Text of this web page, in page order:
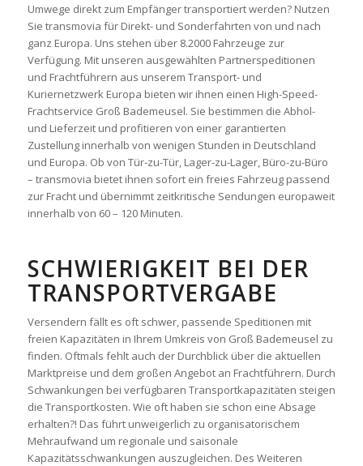
Umwege direkt zum Empfänger transportiert werden? Nutzen
Sie transmovia für Direkt- und Sonderfahrten von und nach
ganz Europa. Uns stehen über 8.2000 Fahrzeuge zur
Verfügung. Mit unseren ausgewählten Partnerspeditionen
und Frachtführern aus unserem Transport- und
Kuriernetzwerk Europa bieten wir ihnen einen High-Speed-
Frachtservice Groß Bademeusel. Sie bestimmen die Abhol-
und Lieferzeit und profitieren von einer garantierten
Zustellung innerhalb von wenigen Stunden in Deutschland
und Europa. Ob von Tür-zu-Tür, Lager-zu-Lager, Büro-zu-Büro
– transmovia bietet ihnen sofort ein freies Fahrzeug passend
zur Fracht und übernimmt zeitkritische Sendungen europaweit
innerhalb von 60 – 120 Minuten.
SCHWIERIGKEIT BEI DER
TRANSPORTVERGABE
Versendern fällt es oft schwer, passende Speditionen mit
freien Kapazitäten in Ihrem Umkreis von Groß Bademeusel zu
finden. Oftmals fehlt auch der Durchblick über die aktuellen
Marktpreise und dem großen Angebot an Frachtführern. Durch
Schwankungen bei verfügbaren Transportkapazitäten steigen
die Transportkosten. Wie oft haben sie schon eine Absage
erhalten?! Das führt unweigerlich zu organisatorischem
Mehraufwand um regionale und saisonale
Kapazitätsschwankungen auszugleichen. Des Weiteren